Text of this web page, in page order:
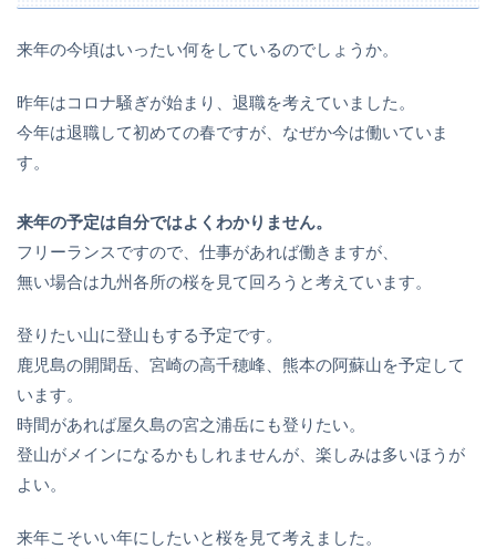
来年の今頃はいったい何をしているのでしょうか。
昨年はコロナ騒ぎが始まり、退職を考えていました。
今年は退職して初めての春ですが、なぜか今は働いていま
す。
来年の予定は自分ではよくわかりません。
フリーランスですので、仕事があれば働きますが、
無い場合は九州各所の桜を見て回ろうと考えています。
登りたい山に登山もする予定です。
鹿児島の開聞岳、宮崎の高千穂峰、熊本の阿蘇山を予定して
います。
時間があれば屋久島の宮之浦岳にも登りたい。
登山がメインになるかもしれませんが、楽しみは多いほうが
よい。
来年こそいい年にしたいと桜を見て考えました。